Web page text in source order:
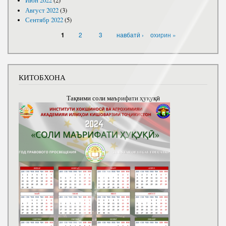
Август 2022(3)
Сентябр 2022(5)
1 2 3 навбатӣ › охирин »
КИТОБХОНА
Тақвими соли маърифати ҳуқуқӣ